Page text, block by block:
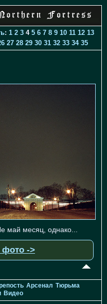
: 1 2 3 4 5 6 7 8 9 10 11 12 13
27 28 29 30 31 32 33 34 35
май месяц, однако...
->
Арсенал Тюрьма
Видео